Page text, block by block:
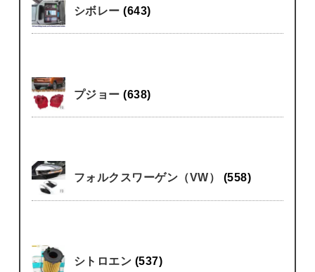
シボレー(643)
プジョー(638)
フォルクスワーゲン（VW） (558)
シトロエン (537)